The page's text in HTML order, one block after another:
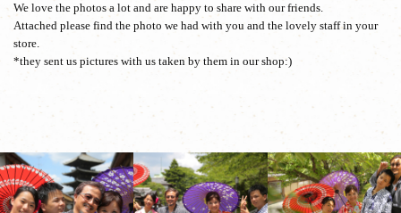
We love the photos a lot and are happy to share with our friends.
Attached please find the photo we had with you and the lovely staff in your
store.
*they sent us pictures with us taken by them in our shop:)